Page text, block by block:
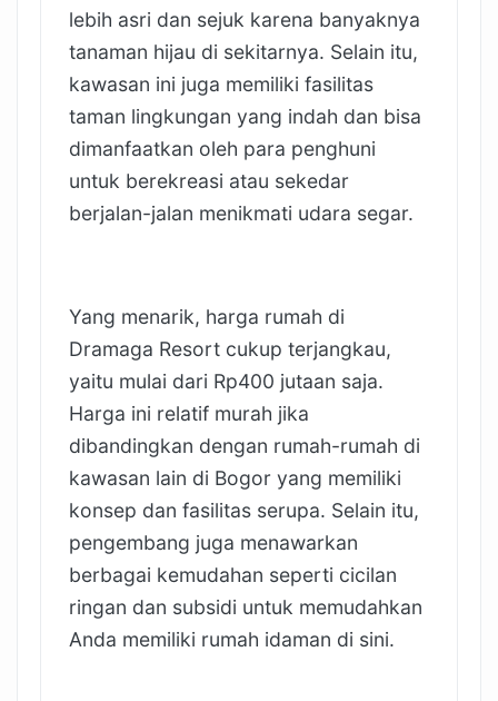
lebih asri dan sejuk karena banyaknya
tanaman hijau di sekitarnya. Selain itu,
kawasan ini juga memiliki fasilitas
taman lingkungan yang indah dan bisa
dimanfaatkan oleh para penghuni
untuk berekreasi atau sekedar
berjalan-jalan menikmati udara segar.
Yang menarik, harga rumah di
Dramaga Resort cukup terjangkau,
yaitu mulai dari Rp400 jutaan saja.
Harga ini relatif murah jika
dibandingkan dengan rumah-rumah di
kawasan lain di Bogor yang memiliki
konsep dan fasilitas serupa. Selain itu,
pengembang juga menawarkan
berbagai kemudahan seperti cicilan
ringan dan subsidi untuk memudahkan
Anda memiliki rumah idaman di sini.